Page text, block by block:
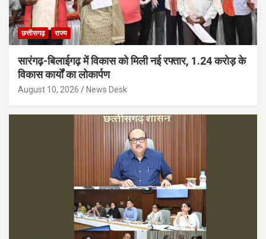
छत्तीसगढ़ राज्य
सारंगढ़-बिलाईगढ़ में विकास को मिली नई रफ्तार, 1.24 करोड़ के
विकास कार्यों का लोकार्पण
August 10, 2026 News Desk